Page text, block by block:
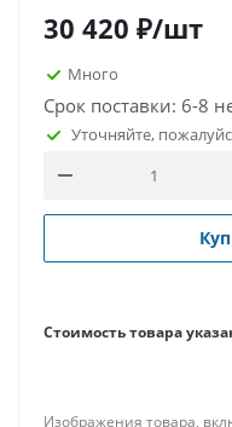
серверных решений,
копирования и
высокой
30 420 ₽/шт
Много
Срок поставки: 6-8
Уточняйте,
Стоимость товара
Изображения товара,